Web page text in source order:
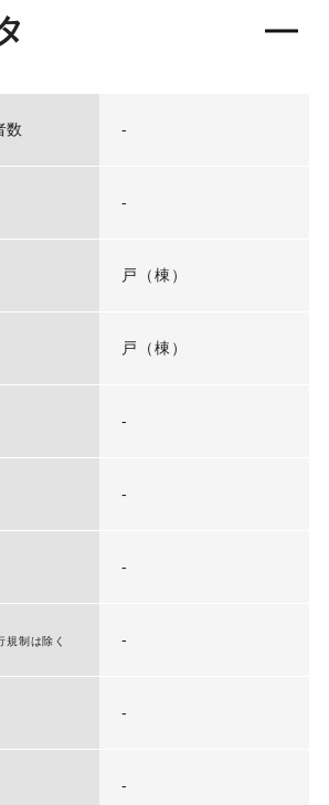
数 -
-
戸（棟）
戸（棟）
-
-
-
制は除く -
-
-